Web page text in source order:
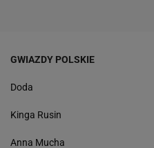
GWIAZDY POLSKIE
Doda
Kinga Rusin
Anna Mucha